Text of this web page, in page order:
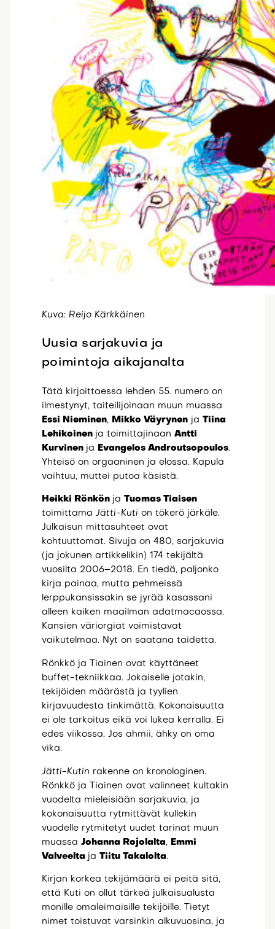
Kuva: Reijo Kärkkäinen
Uusia sarjakuvia ja
poimintoja aikajanalta
Tätä kirjoittaessa lehden 55. numero on
ilmestynyt, taiteilijoinaan muun muassa
Essi Nieminen, Mikko Väyrynenja Tiina
Lehikoinen ja toimittajinaan Antti
Kurvinen ja Evangelos Androutsopoulos.
Yhteisö on orgaaninen ja elossa. Kapula
vaihtuu, muttei putoa käsistä.
Heikki Rönkön ja Tuomas Tiaisen
toimittama Jätti-Kuti on tökerö järkäle.
Julkaisun mittasuhteet ovat
kohtuuttomat. Sivuja on 480, sarjakuvia
(ja jokunen artikkelikin) 174 tekijältä
vuosilta 2006–2018. En tiedä, paljonko
kirja painaa, mutta pehmeissä
lerppukansissakin se jyrää kasassani
alleen kaiken maailman adatmacaossa.
Kansien väriorgiat voimistavat
vaikutelmaa. Nyt on saatana taidetta.
Rönkkö ja Tiainen ovat käyttäneet
buffet-tekniikkaa. Jokaiselle jotakin,
tekijöiden määrästä ja tyylien
kirjavuudesta tinkimättä. Kokonaisuutta
ei ole tarkoitus eikä voi lukea kerralla. Ei
edes viikossa. Jos ahmii, ähky on oma
vika.
Jätti-Kutin rakenne on kronologinen.
Rönkkö ja Tiainen ovat valinneet kultakin
vuodelta mieleisiään sarjakuvia, ja
kokonaisuutta rytmittävät kullekin
vuodelle rytmitetyt uudet tarinat muun
muassa Johanna Rojolalta,
Emmi
Valveelta ja Tiitu Takalolta.
Kirjan korkea tekijämäärä ei peitä sitä,
että Kuti on ollut tärkeä julkaisualusta
monille omaleimaisille tekijöille. Tietyt
nimet toistuvat varsinkin alkuvuosina, ja